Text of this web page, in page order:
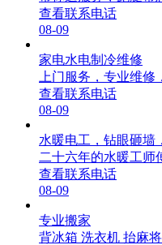
查看联系电话
08-09
家电水电制冷维修
上门服务，专业维
查看联系电话
08-09
水暖电工，钻眼砸墙
二十六年的水暖工师
查看联系电话
08-09
专业搬家
背冰箱 洗衣机 抬麻